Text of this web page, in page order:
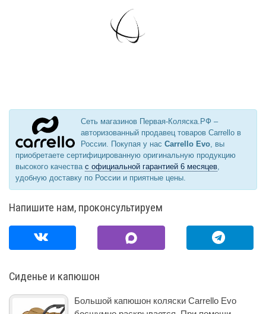
Сеть магазинов Первая-Коляска.РФ –
авторизованный продавец товаров Carrello в
России. Покупая у нас Carrello Evo , вы
приобретаете сертифицированную оригинальную продукцию
высокого качества с официальной гарантией 6 месяцев
удобную доставку по России и приятные цены.
Напишите нам, проконсультируем
Сиденье и капюшон
Большой капюшон коляски Carrello Evo